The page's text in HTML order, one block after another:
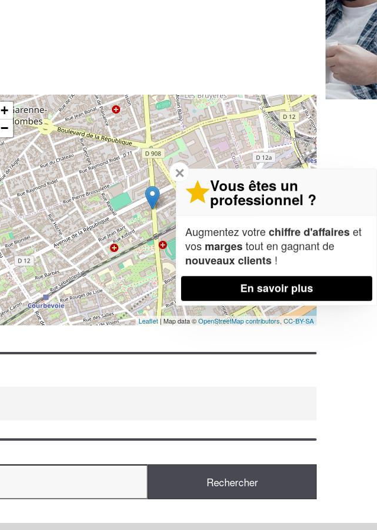
+
−
Leaflet | Map data ©OpenStreetMap contributors, CC-BY-SA
✕
Vous êtes un
professionnel ?
Augmentez votrechiffre d'affaireset
vos margestout en gagnant de
nouveaux clients !
En savoir plus